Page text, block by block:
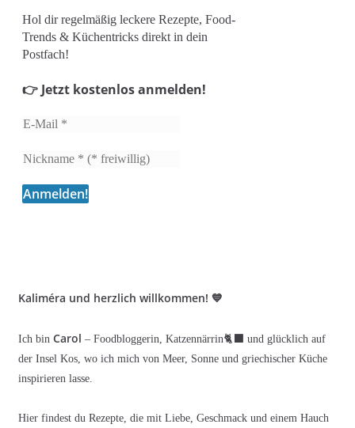
Hol dir regelmäßig leckere Rezepte, Food-
Trends & Küchentricks direkt in dein
Postfach!
👉 Jetzt kostenlos anmelden!
Kaliméra und herzlich willkommen! 💙
Ich bin Carol – Foodbloggerin, Katzennärrin🐈‍⬛ und glücklich auf
der Insel Kos, wo ich mich von Meer, Sonne und griechischer Küche
inspirieren lasse.
Hier findest du Rezepte, die mit Liebe, Geschmack und einem Hauch